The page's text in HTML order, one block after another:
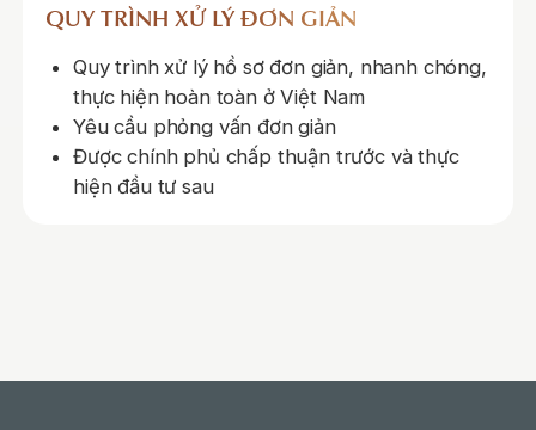
QUY TRÌNH XỬ LÝ ĐƠN GIẢN
Quy trình xử lý hồ sơ đơn giản, nhanh chóng,
thực hiện hoàn toàn ở Việt Nam
Yêu cầu phỏng vấn đơn giản
Được chính phủ chấp thuận trước và thực
hiện đầu tư sau